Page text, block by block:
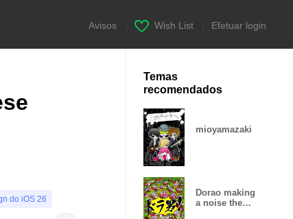
Avisos Wish List Efetuar login
do iOS 26
Temas
recomendados
mioyamazaki
Dorao making
a noise theme